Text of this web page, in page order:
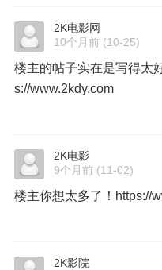
2K电影网
10个月前 (10-25)
楼主的帖子实在是写得太
s://www.2kdy.com
2K电影
9个月前 (11-02)
楼主你想太多了！https://
2K影院